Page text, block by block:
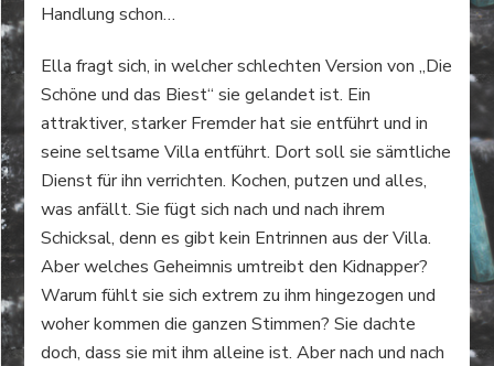
Handlung schon…
Ella fragt sich, in welcher schlechten Version von „Die
Schöne und das Biest“ sie gelandet ist. Ein
attraktiver, starker Fremder hat sie entführt und in
seine seltsame Villa entführt. Dort soll sie sämtliche
Dienst für ihn verrichten. Kochen, putzen und alles,
was anfällt. Sie fügt sich nach und nach ihrem
Schicksal, denn es gibt kein Entrinnen aus der Villa.
Aber welches Geheimnis umtreibt den Kidnapper?
Warum fühlt sie sich extrem zu ihm hingezogen und
woher kommen die ganzen Stimmen? Sie dachte
doch, dass sie mit ihm alleine ist. Aber nach und nach